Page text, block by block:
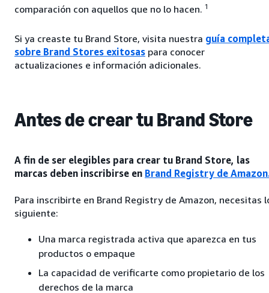
comparación con aquellos que no lo hacen. 1
Si ya creaste tu Brand Store, visita nuestra guía
sobre Brand Stores exitosas para conocer
actualizaciones e información adicionales.
Antes de crear tu Brand Store
A fin de ser elegibles para crear tu Brand Store, las
marcas deben inscribirse en Brand Registry de
Para inscribirte en Brand Registry de Amazon, necesitas
siguiente:
Una marca registrada activa que aparezca en tus
productos o empaque
La capacidad de verificarte como propietario de los
derechos de la marca